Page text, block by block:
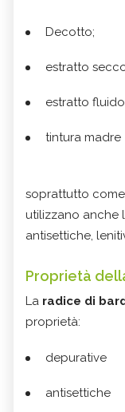
Decotto;
estratto
estratto
tintura madre
soprattutto come
utilizzano anche
antisettiche,
Proprietà
La radice di
proprietà:
depurative
antisettiche